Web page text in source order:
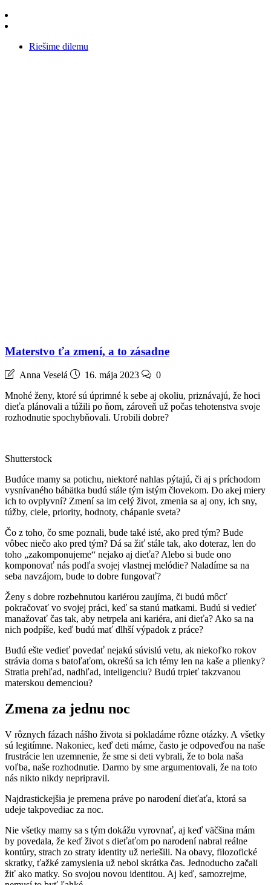
Riešime dilemu
Materstvo ťa zmení, a to zásadne
Anna Veselá 16. mája 2023
0
Mnohé ženy, ktoré sú úprimné k sebe aj okoliu, priznávajú, že hoci
dieťa plánovali a túžili po ňom, zároveň už počas tehotenstva svoje
rozhodnutie spochybňovali. Urobili dobre?
Shutterstock
Budúce mamy sa potichu, niektoré nahlas pýtajú, či aj s príchodom
vysnívaného bábätka budú stále tým istým človekom. Do akej miery
ich to ovplyvní? Zmení sa im celý život, zmenia sa aj ony, ich sny,
túžby, ciele, priority, hodnoty, chápanie sveta?
Čo z toho, čo sme poznali, bude také isté, ako pred tým? Bude
vôbec niečo ako pred tým? Dá sa žiť stále tak, ako doteraz, len do
toho „zakomponujeme“ nejako aj dieťa? Alebo si bude ono
komponovať nás podľa svojej vlastnej melódie? Naladíme sa na
seba navzájom, bude to dobre fungovať?
Ženy s dobre rozbehnutou kariérou zaujíma, či budú môcť
pokračovať vo svojej práci, keď sa stanú matkami. Budú si vedieť
manažovať čas tak, aby netrpela ani kariéra, ani dieťa? Ako sa na
nich podpíše, keď budú mať dlhší výpadok z práce?
Budú ešte vedieť povedať nejakú súvislú vetu, ak niekoľko rokov
strávia doma s batoľaťom, okrešú sa ich témy len na kaše a plienky?
Stratia prehľad, nadhľad, inteligenciu? Budú trpieť takzvanou
materskou demenciou?
Zmena za jednu noc
V rôznych fázach nášho života si pokladáme rôzne otázky. A všetky
sú legitímne. Nakoniec, keď deti máme, často je odpoveďou na naše
frustrácie len uzemnenie, že sme si deti vybrali, že to bola naša
voľba, naše rozhodnutie. Darmo by sme argumentovali, že na toto
nás nikto nikdy nepripravil.
Najdrastickejšia je premena práve po narodení dieťaťa, ktorá sa
udeje takpovediac za noc.
Nie všetky mamy sa s tým dokážu vyrovnať, aj keď väčšina mám
by povedala, že keď život s dieťaťom po narodení nabral reálne
kontúry, strach zo straty identity už neriešili. Na obavy, filozofické
skratky, ťažké zamyslenia už nebol skrátka čas. Jednoducho začali
žiť ako matky. So svojou novou identitou. Aj keď, samozrejme,